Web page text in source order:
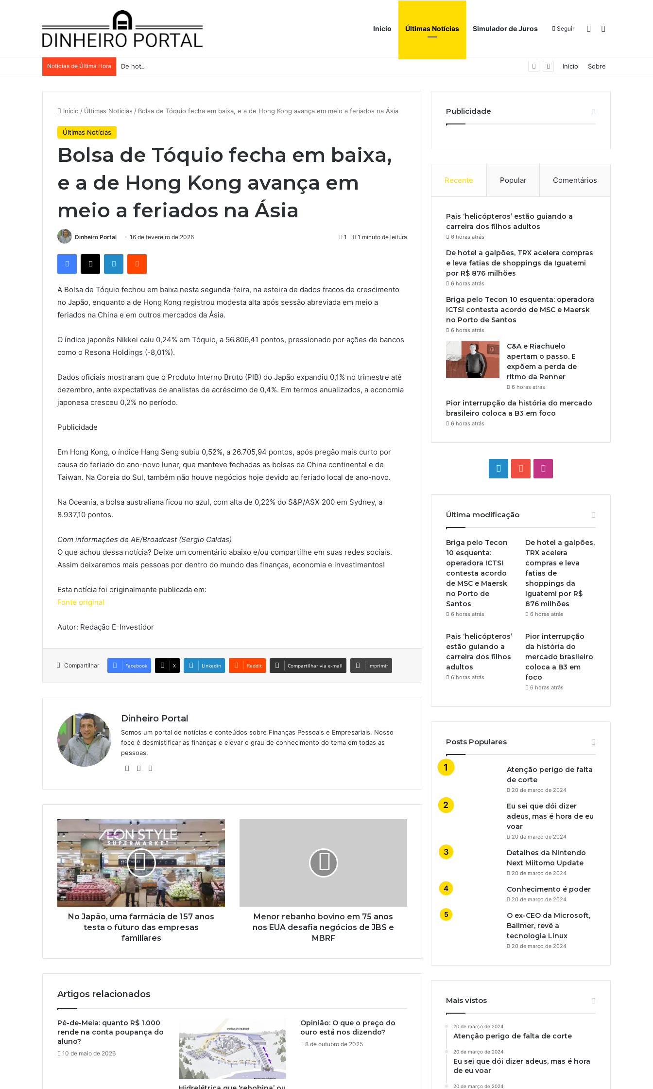
Início Últimas Notícias Simulador de Juros Seguir Switch skin
Notícias de Última Hora De hotel a galpões, TRX acelera compras e leva fatias de shoppings da Iguatemi por R$ 876 milhões Início Sobre
Início / Últimas Notícias / Bolsa de Tóquio fecha em baixa, e a de Hong Kong avança em meio a feriados na Ásia
Últimas Notícias
Bolsa de Tóquio fecha em baixa,
e a de Hong Kong avança em
meio a feriados na Ásia
Dinheiro Portal 16 de fevereiro de 2026 1 1 minuto de leitura
Facebook
X LinkedinReddit
A Bolsa de Tóquio fechou em baixa nesta segunda-feira, na esteira de dados fracos de crescimento
no Japão, enquanto a de Hong Kong registrou modesta alta após sessão abreviada em meio a
feriados na China e em outros mercados da Ásia.
O índice japonês Nikkei caiu 0,24% em Tóquio, a 56.806,41 pontos, pressionado por ações de bancos
como o Resona Holdings (-8,01%).
Dados oficiais mostraram que o Produto Interno Bruto (PIB) do Japão expandiu 0,1% no trimestre até
dezembro, ante expectativas de analistas de acréscimo de 0,4%. Em termos anualizados, a economia
japonesa cresceu 0,2% no período.
Publicidade
Em Hong Kong, o índice Hang Seng subiu 0,52%, a 26.705,94 pontos, após pregão mais curto por
causa do feriado do ano-novo lunar, que manteve fechadas as bolsas da China continental e de
Taiwan. Na Coreia do Sul, também não houve negócios hoje devido ao feriado local de ano-novo.
Na Oceania, a bolsa australiana ficou no azul, com alta de 0,22% do S&P/ASX 200 em Sydney, a
8.937,10 pontos.
Com informações de AE/Broadcast (Sergio Caldas)
O que achou dessa notícia? Deixe um comentário abaixo e/ou compartilhe em suas redes sociais.
Assim deixaremos mais pessoas por dentro do mundo das finanças, economia e investimentos!
Esta notícia foi originalmente publicada em:
Fonte original
Autor: Redação E-Investidor
Compartilhar Facebook X Linkedin Reddit Compartilhar via e-mail Imprimir
Dinheiro Portal
Somos um portal de notícias e conteúdos sobre Finanças Pessoais e Empresariais. Nosso
foco é desmistificar as finanças e elevar o grau de conhecimento do tema em todas as
pessoas.
WebsiteLinkedin
No Japão, uma farmácia de 157 anos
testa o futuro das empresas
familiares
Menor rebanho bovino em 75 anos
nos EUA desafia negócios de JBS e
MBRF
Artigos relacionados
Pé-de-Meia: quanto R$ 1.000
rende na conta poupança do
aluno?
10 de maio de 2026
Opinião: O que o preço do
ouro está nos dizendo?
8 de outubro de 2025
Publicidade
Recente Popular Comentários
Pais ‘helicópteros’ estão guiando a
carreira dos filhos adultos
6 horas atrás
De hotel a galpões, TRX acelera compras
e leva fatias de shoppings da Iguatemi
por R$ 876 milhões
6 horas atrás
Briga pelo Tecon 10 esquenta: operadora
ICTSI contesta acordo de MSC e Maersk
no Porto de Santos
6 horas atrás
C&A e Riachuelo
apertam o passo. E
expõem a perda de
ritmo da Renner
6 horas atrás
Pior interrupção da história do mercado
brasileiro coloca a B3 em foco
6 horas atrás
LinkedinYouTube
Última modificação
Briga pelo Tecon
10 esquenta:
operadora ICTSI
contesta acordo
de MSC e Maersk
no Porto de
Santos
6 horas atrás
De hotel a galpões,
TRX acelera
compras e leva
fatias de
shoppings da
Iguatemi por R$
876 milhões
6 horas atrás
Pais ‘helicópteros’
estão guiando a
carreira dos filhos
adultos
6 horas atrás
Pior interrupção
da história do
mercado brasileiro
coloca a B3 em
foco
6 horas atrás
Posts Populares
Atenção perigo de falta
de corte
20 de março de 2024
Eu sei que dói dizer
adeus, mas é hora de eu
voar
20 de março de 2024
Detalhes da Nintendo
Next Miitomo Update
20 de março de 2024
Conhecimento é poder
20 de março de 2024
O ex-CEO da Microsoft,
Ballmer, revê a
tecnologia Linux
20 de março de 2024
Mais vistos
20 de março de 2024
Atenção perigo de falta de corte
20 de março de 2024
Eu sei que dói dizer adeus, mas é hora
de eu voar
20 de março de 2024